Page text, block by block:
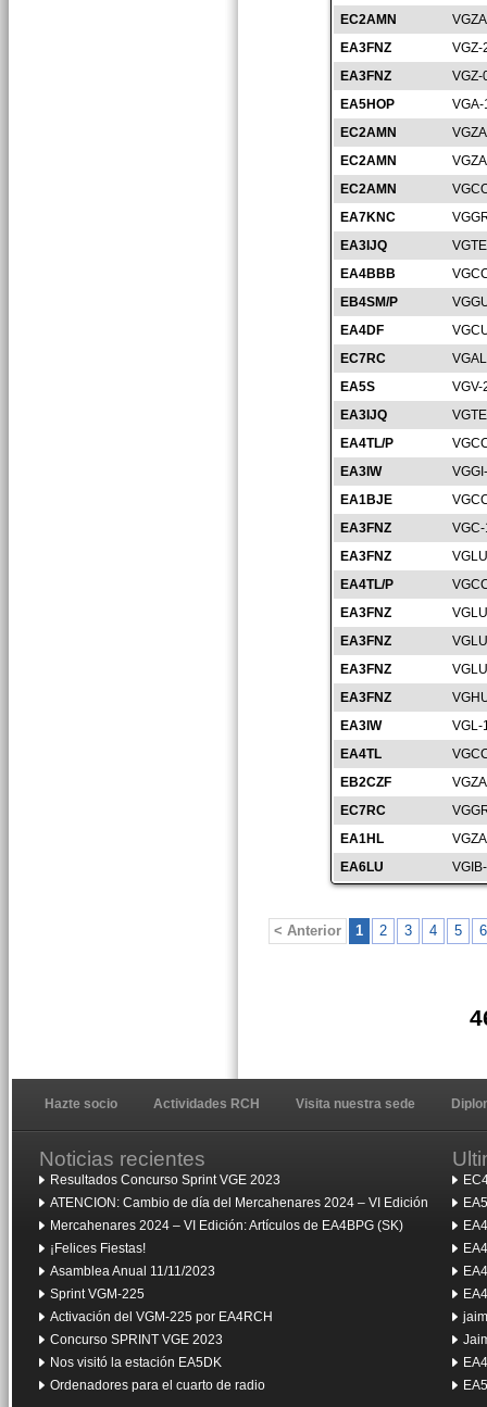
EC2AMN
EA3FNZ
VGZ-
EA3FNZ
VGZ-
EA5HOP
EC2AMN
EC2AMN
EC2AMN
EA7KNC
EA3IJQ
EA4BBB
EB4SM/P
EA4DF
EC7RC
EA5S
VGV-
EA3IJQ
EA4TL/P
EA3IW
EA1BJE
EA3FNZ
EA3FNZ
EA4TL/P
EA3FNZ
EA3FNZ
EA3FNZ
EA3FNZ
EA3IW
VGL-
EA4TL
EB2CZF
EC7RC
EA1HL
EA6LU
< Anterior 1 2 3 4 5 6
Hazte socio Actividades RCH Visita nuestra sede
Noticias recientes
Resultados Concurso Sprint VGE 2023
ATENCION: Cambio de día del Mercahenares 2024 – VI Edición
Mercahenares 2024 – VI Edición: Artículos de EA4BPG (SK)
¡Felices Fiestas!
Asamblea Anual 11/11/2023
Sprint VGM-225
Activación del VGM-225 por EA4RCH
Concurso SPRINT VGE 2023
Nos visitó la estación EA5DK
Ordenadores para el cuarto de radio